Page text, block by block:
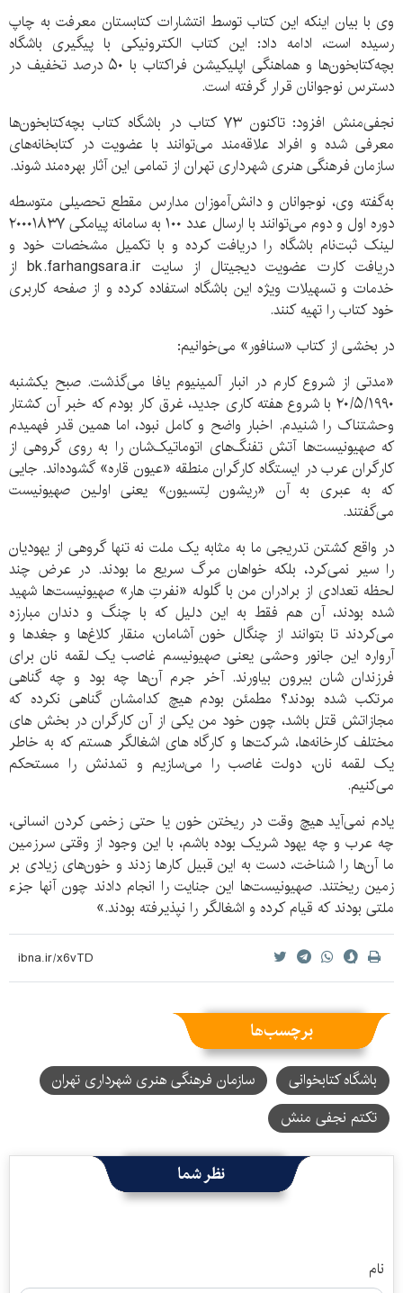
وی با بیان اینکه این کتاب توسط انتشارات کتابستان معرفت به چاپ
رسیده است، ادامه داد: این کتاب الکترونیکی با پیگیری باشگاه
بچه‌کتابخون‌ها و هماهنگی اپلیکیشن فراکتاب با ۵۰ درصد تخفیف در
دسترس نوجوانان قرار گرفته است.
نجفی‌منش افزود: تاکنون ۷۳ کتاب در باشگاه کتاب بچه‌کتابخون‌ها
معرفی شده و افراد علاقه‌مند می‌توانند با عضویت در کتابخانه‌های
سازمان فرهنگی هنری شهرداری تهران از تمامی این آثار بهره‌مند شوند.
به‌گفته وی، نوجوانان و دانش‌آموزان مدارس مقطع تحصیلی متوسطه
دوره اول و دوم می‌توانند با ارسال عدد ۱۰۰ به سامانه پیامکی
۲۰۰۰۱۸۳۷
لینک ثبت‌نام باشگاه را دریافت کرده و با تکمیل مشخصات خود و
دریافت کارت عضویت دیجیتال از سایت bk.farhangsara.ir از
خدمات و تسهیلات ویژه این باشگاه استفاده کرده و از صفحه کاربری
خود کتاب را تهیه کنند.
در بخشی از کتاب «سنافور» می‌خوانیم:
«مدتی از شروع کارم در انبار آلمینیوم یافا می‌گذشت. صبح یکشنبه
۲۰/۵/۱۹۹۰ با شروع هفته کاری جدید، غرق کار بودم که خبر آن کشتار
وحشتناک را شنیدم. اخبار واضح و کامل نبود، اما همین قدر فهمیدم
که صهیونیست‌ها آتش تفنگ‌های اتوماتیک‌شان را به روی گروهی از
کارگران عرب در ایستگاه کارگران منطقه «عیون قاره» گشوده‌اند. جایی
که به عبری به آن «ریشون لِتسیون» یعنی اولین صهیونیست
می‌گفتند.
در واقع کشتن تدریجی ما به مثابه یک ملت نه تنها گروهی از یهودیان
را سیر نمی‌کرد، بلکه خواهان مرگ سریع ما بودند. در عرض چند
لحظه تعدادی از برادران من با گلوله «نفرتِ هار» صهیونیست‌ها شهید
شده بودند، آن هم فقط به این دلیل که با چنگ و دندان مبارزه
می‌کردند تا بتوانند از چنگال خون آشامان، منقار کلاغ‌ها و جغدها و
آرواره این جانور وحشی یعنی صهیونیسم غاصب یک لقمه نان برای
فرزندان شان بیرون بیاورند. آخر جرم آن‌ها چه بود و چه گناهی
مرتکب شده بودند؟ مطمئن بودم هیچ کدامشان گناهی نکرده که
مجازاتش قتل باشد، چون خود من یکی از آن کارگران در بخش های
مختلف کارخانه‌ها، شرکت‌ها و کارگاه های اشغالگر هستم که به خاطر
یک لقمه نان، دولت غاصب را می‌سازیم و تمدنش را مستحکم
می‌کنیم.
یادم نمی‌آید هیچ وقت در ریختن خون یا حتی زخمی کردن انسانی،
چه عرب و چه یهود شریک بوده باشم، با این وجود از وقتی سرزمین
ما آن‌ها را شناخت، دست به این قبیل کارها زدند و خون‌های زیادی بر
زمین ریختند. صهیونیست‌ها این جنایت را انجام دادند چون آنها جزء
ملتی بودند که قیام کرده و اشغالگر را نپذیرفته بودند.»
برچسب‌ها
باشگاه کتابخوانی
سازمان فرهنگی هنری شهرداری تهران
تکتم نجفی منش
نظر شما
نام